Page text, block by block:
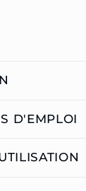
D'EMPLOI